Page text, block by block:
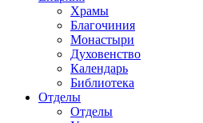
Храмы
Благочиния
Монастыри
Духовенство
Календарь
Библиотека
Отделы
Отделы